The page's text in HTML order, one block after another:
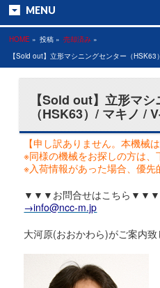
MENU
HOME » 投稿 » 売却済み »
【Sold out】立形マシニングセンター（
【Sold out】立形マシ
（HSK63）/ マキノ /
【申し訳ありません。本機械
※同様の機械をお探しの方は
※入荷情報があった場合、優
▼▼▼お問合せはこちら▼▼▼
→info@ncc-m.jp
大河原(おおかわら)がご案内致